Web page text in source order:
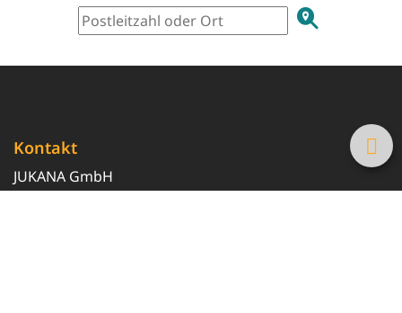
Kontakt
JUKANA GmbH